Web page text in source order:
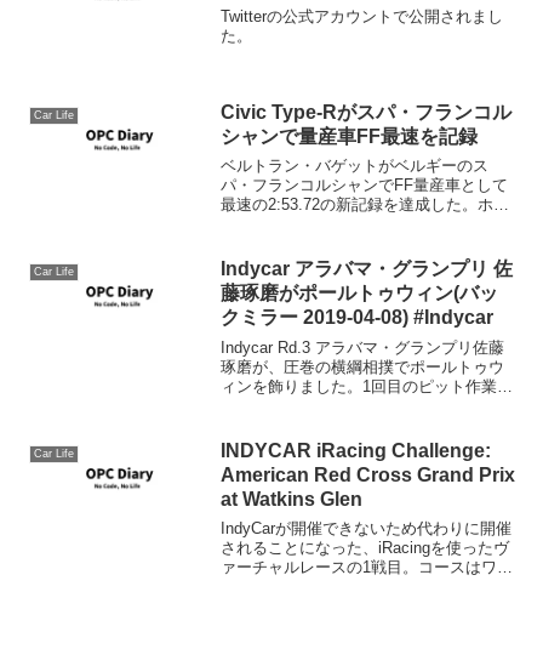
Twitterの公式アカウントで公開されまし
た。
Car Life
Civic Type-Rがスパ・フランコル
シャンで量産車FF最速を記録
ベルトラン・バゲットがベルギーのス
パ・フランコルシャンでFF量産車として
最速の2:53.72の新記録を達成した。ホン
タイヤを使用した市販車。よくやら...
Car Life
Indycar アラバマ・グランプリ 佐
藤琢磨がポールトゥウィン(バッ
クミラー 2019-04-08) #Indycar
Indycar Rd.3 アラバマ・グランプリ佐藤
琢磨が、圧巻の横綱相撲でポールトゥウ
ィンを飾りました。1回目のピット作業で
ませんでした。ただチームメイトの、グ
ラハム・...
Car Life
INDYCAR iRacing Challenge:
American Red Cross Grand Prix
at Watkins Glen
IndyCarが開催できないため代わりに開催
されることになった、iRacingを使ったヴ
ァーチャルレースの1戦目。コースはワト